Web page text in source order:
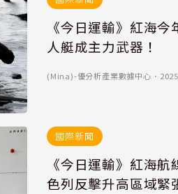
《今日運輸》紅海
人艇成主力武器！
(Mina)-優分析產業數據中心 ．
國際新聞
《今日運輸》紅海
色列反擊升高區域緊